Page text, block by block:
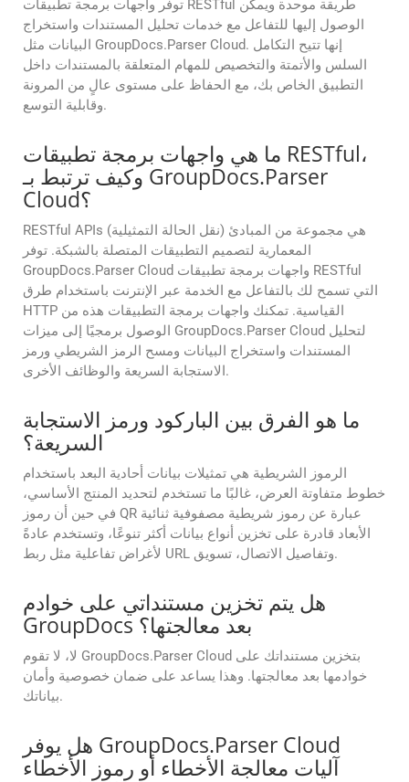
توفر واجهات برمجة تطبيقات RESTful طريقة موحدة ويمكن
الوصول إليها للتفاعل مع خدمات تحليل المستندات واستخراج
البيانات مثل GroupDocs.Parser Cloud. إنها تتيح التكامل
السلس والأتمتة والتخصيص للمهام المتعلقة بالمستندات داخل
التطبيق الخاص بك، مع الحفاظ على مستوى عالٍ من المرونة
وقابلية التوسع.
ما هي واجهات برمجة تطبيقات RESTful،
وكيف ترتبط بـ GroupDocs.Parser
Cloud؟
RESTful APIs (نقل الحالة التمثيلية) هي مجموعة من المبادئ
المعمارية لتصميم التطبيقات المتصلة بالشبكة. توفر
GroupDocs.Parser Cloud واجهات برمجة تطبيقات RESTful
التي تسمح لك بالتفاعل مع الخدمة عبر الإنترنت باستخدام طرق
HTTP القياسية. تمكنك واجهات برمجة التطبيقات هذه من
الوصول برمجيًا إلى ميزات GroupDocs.Parser Cloud لتحليل
المستندات واستخراج البيانات ومسح الرمز الشريطي ورمز
الاستجابة السريعة والوظائف الأخرى.
ما هو الفرق بين الباركود ورمز الاستجابة
السريعة؟
الرموز الشريطية هي تمثيلات بيانات أحادية البعد باستخدام
خطوط متفاوتة العرض، غالبًا ما تستخدم لتحديد المنتج الأساسي،
في حين أن رموز QR عبارة عن رموز شريطية مصفوفية ثنائية
الأبعاد قادرة على تخزين أنواع بيانات أكثر تنوعًا، وتستخدم عادةً
لأغراض تفاعلية مثل ربط URL وتفاصيل الاتصال، تسويق.
هل يتم تخزين مستنداتي على خوادم
GroupDocs بعد معالجتها؟
لا، لا تقوم GroupDocs.Parser Cloud بتخزين مستنداتك على
خوادمها بعد معالجتها. وهذا يساعد على ضمان خصوصية وأمان
بياناتك.
هل يوفر GroupDocs.Parser Cloud
آليات معالجة الأخطاء أو رموز الأخطاء